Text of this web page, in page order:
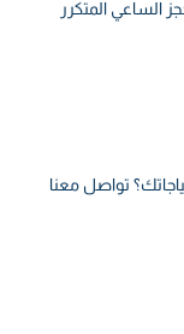
الساعي المتكرر
تواصل معنا